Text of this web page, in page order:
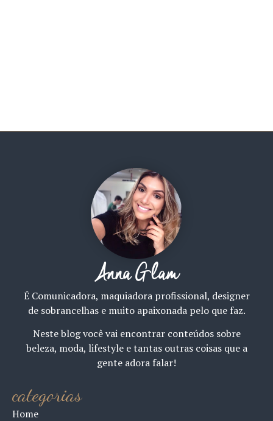
Anna Glam
É Comunicadora, maquiadora profissional, designer
de sobrancelhas e muito apaixonada pelo que faz.
Neste blog você vai encontrar conteúdos sobre
beleza, moda, lifestyle e tantas outras coisas que a
gente adora falar!
categorias
Home